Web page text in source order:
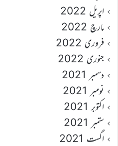
اپریل 2022
مارچ 2022
فروری 2022
جنوری 2022
دسمبر 2021
نومبر 2021
اکتوبر 2021
ستمبر 2021
اگست 2021